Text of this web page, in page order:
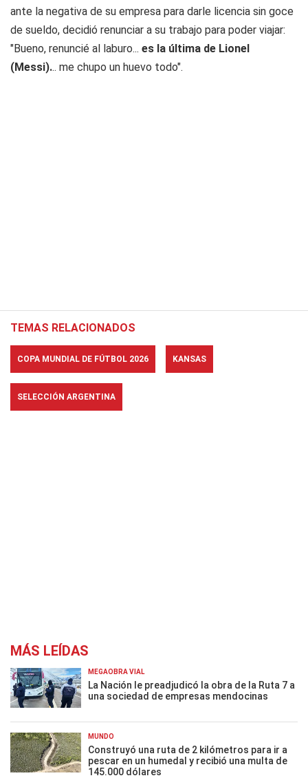
ante la negativa de su empresa para darle licencia sin goce
de sueldo, decidió renunciar a su trabajo para poder viajar:
"Bueno, renuncié al laburo... es la última de Lionel
(Messi)... me chupo un huevo todo".
TEMAS RELACIONADOS
COPA MUNDIAL DE FÚTBOL 2026 KANSAS
SELECCIÓN ARGENTINA
MÁS LEÍDAS
MEGAOBRA VIAL
La Nación le preadjudicó la obra de la Ruta 7 a
una sociedad de empresas mendocinas
MUNDO
Construyó una ruta de 2 kilómetros para ir a
pescar en un humedal y recibió una multa de
145.000 dólares